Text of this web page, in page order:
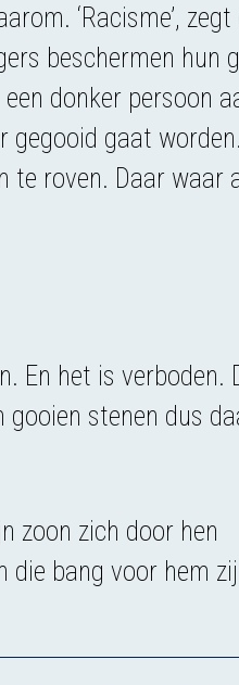
‘Racisme’, zegt
beschermen hun
donker persoon
gegooid gaat
te roven. Daar waar
En het is verboden.
gooien stenen dus
zoon zich door hen
die bang voor hem